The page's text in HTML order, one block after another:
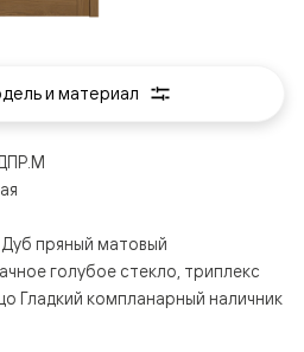
пряный матовый
голубое стекло, триплекс
Гладкий компланарный наличник
и материал